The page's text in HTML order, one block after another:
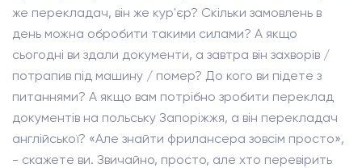
же перекладач, він же кур'єр? Скільки замовлень в
день можна обробити такими силами? А якщо
сьогодні ви здали документи, а завтра він захворів /
потрапив під машину / помер? До кого ви підете з
питаннями? А якщо вам потрібно зробити переклад
документів на польську Запоріжжя, а він перекладач
англійської? «Але знайти фрилансера зовсім просто»,
- скажете ви. Звичайно, просто, але хто перевірить